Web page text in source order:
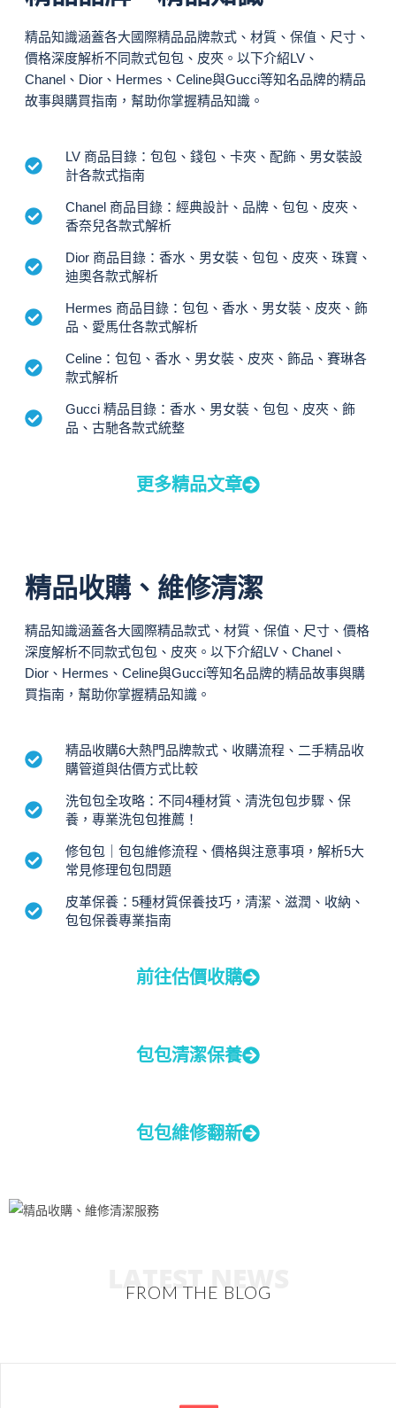
精品知識涵蓋各大國際精品品牌款式、材質、保值、尺寸、
價格深度解析不同款式包包、皮夾。以下介紹LV、
Chanel、Dior、Hermes、Celine與Gucci等知名品牌的精品
故事與購買指南，幫助你掌握精品知識。
LV 商品目錄：包包、錢包、卡夾、配飾、男女裝設
計各款式指南
Chanel 商品目錄：經典設計、品牌、包包、皮夾、
香奈兒各款式解析
Dior 商品目錄：香水、男女裝、包包、皮夾、珠寶、
迪奧各款式解析
Hermes 商品目錄：包包、香水、男女裝、皮夾、飾
品、愛馬仕各款式解析
Celine：包包、香水、男女裝、皮夾、飾品、賽琳各
款式解析
Gucci 精品目錄：香水、男女裝、包包、皮夾、飾
品、古馳各款式統整
更多精品文章
精品收購、維修清潔
精品知識涵蓋各大國際精品款式、材質、保值、尺寸、價格
深度解析不同款式包包、皮夾。以下介紹LV、Chanel、
Dior、Hermes、Celine與Gucci等知名品牌的精品故事與購
買指南，幫助你掌握精品知識。
精品收購6大熱門品牌款式、收購流程、二手精品收
購管道與估價方式比較
洗包包全攻略：不同4種材質、清洗包包步驟、保
養，專業洗包包推薦！
修包包｜包包維修流程、價格與注意事項，解析5大
常見修理包包問題
皮革保養：5種材質保養技巧，清潔、滋潤、收納、
包包保養專業指南
前往估價收購
包包清潔保養
包包維修翻新
LATEST NEWS
FROM THE BLOG